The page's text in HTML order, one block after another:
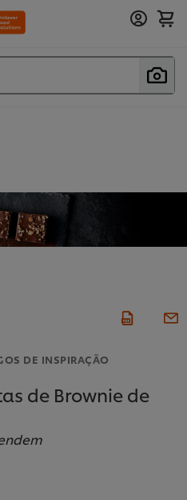
DE INSPIRAÇÃO
de Brownie de